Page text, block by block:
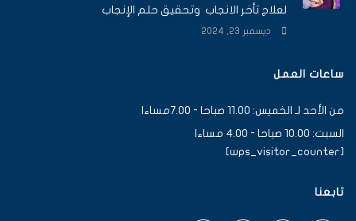
لعلاج تأخر الانجاب وتحقيق حلم الإنجاب
ديسمبر 23, 2024
ساعات العمل
من الأحد لـ الخميس: 11.00 صباحا - 7.00مساءا
السبت: 10.00 صباحا - 4.00 مساءا
[wps_visitor_counter]
تابعنا